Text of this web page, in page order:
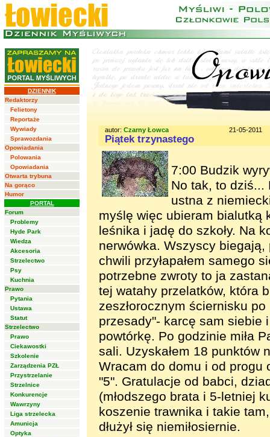
DZIENNIK
Redaktorzy
Felietony
Reportaże
Wywiady
Sprawozdania
Opowiadania
Polowania
Opowiadania
Otwarta trybuna
Na gorąco
Humor
PORTAL
Forum
Problemy
Hyde Park
Wiedza
Akcesoria
Strzelectwo
Psy
Kuchnia
Prawo
Pytania
Ustawa
Statut
Strzelectwo
Prawo
Ciekawostki
Szkolenie
Zarządzenia PZŁ
Przystrzelanie
Strzelnice
Konkurencje
Wawrzyny
Liga strzelecka
Amunicja
Optyka
autor: Czarny Łowca 21-05-2011
Piątek trzynastego
7:00 Budzik
No tak, to dziś...
ustna z
myślę więc ubieram bialutką
leśnika i jadę do szkoły. Na
nerwówka. Wszyscy
chwili przyłapałem samego
potrzebne zwroty to ja
tej watahy przelatków, która
zeszłorocznym ściernisku
przesady"- karcę sam siebie
powtórkę. Po godzinie miła
sali. Uzyskałem 18 punktów
Wracam do domu i od progu
"5". Gratulacje od babci,
(młodszego brata i 5-letniej
koszenie trawnika i takie
dłużył się niemiłosiernie.